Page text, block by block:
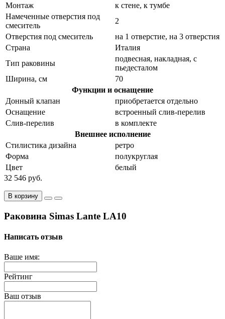
Монтаж
к стене, к тумбе
Намеченные отверстия под
смеситель
2
Отверстия под смеситель
на 1 отверстие, на 3 отверстия
Страна
Италия
Тип раковины
подвесная, накладная, с
пьедесталом
Ширина, см
70
Функции и оснащение
Донный клапан
приобретается отдельно
Оснащение
встроенный слив-перелив
Слив-перелив
в комплекте
Внешнее исполнение
Стилистика дизайна
ретро
Форма
полукруглая
Цвет
белый
32 546 руб.
В корзину
Раковина Simas Lante LA10
Написать отзыв
Ваше имя:
Рейтинг
Ваш отзыв